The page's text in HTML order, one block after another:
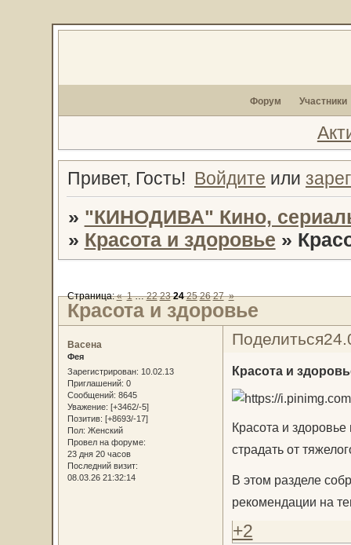
Форум Участники
Привет, Гость! Войдите или
» "КИНОДИВА" Кино,
» Красота и здоровье »
Красота и здоровье
Страница:« 1 … 22 23 24 25 26 27 »
Поделиться
Васена
Фея
Зарегистрирован: 10.02.13
Приглашений: 0
Сообщений: 8645
Уважение: [+3462/-5]
Позитив: [+8693/-17]
Пол: Женский
Провел на форуме:
23 дня 20 часов
Последний визит:
08.03.26 21:32:14
Красота и
Красота и
страдать от
В этом разделе
рекомендации на
+2